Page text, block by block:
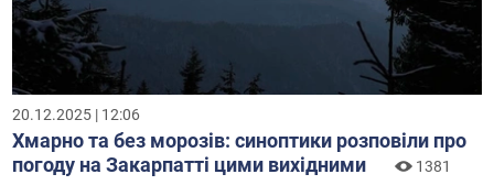
20.12.2025 | 12:06
Хмарно та без морозів: синоптики розповіли про
погоду на Закарпатті цими вихідними
1381